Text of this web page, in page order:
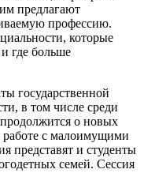
предлагают
профессию.
которые
где больше
государственной
в том числе среди
о новых
работе с малоимущими
представят и студенты
семей. Сессия